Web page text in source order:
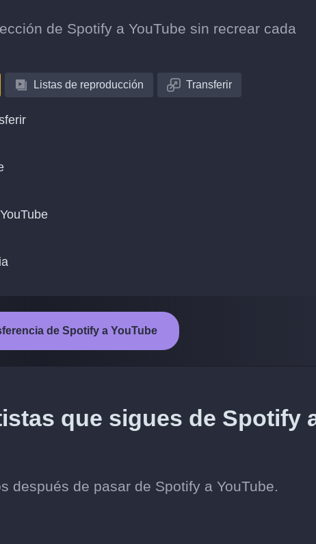
de Spotify a YouTube sin recrear cada
Listas de reproducción Transferir
de Spotify a YouTube
que sigues de Spotify
después de pasar de Spotify a YouTube.